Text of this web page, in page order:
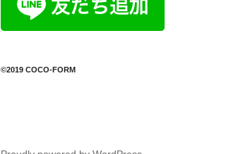
©2019 COCO-FORM